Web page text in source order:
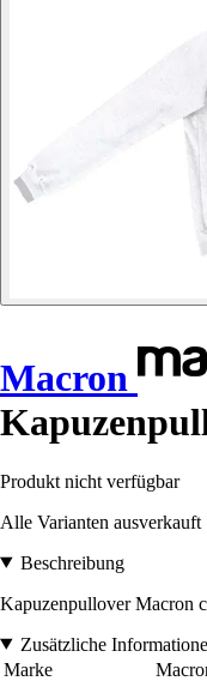
Macron
Produkt nicht verfügbar
Alle Varianten ausverkauft
Beschreibung
Kapuzenpullover Macron
Zusätzliche
Marke